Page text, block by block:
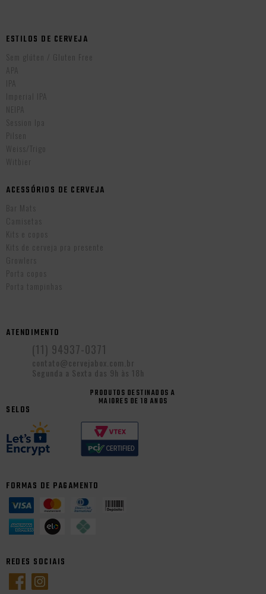
ESTILOS DE CERVEJA
Sem glúten / Gluten Free
APA
IPA
Imperial IPA
NEIPA
Session Ipa
Pilsen
Weiss/Trigo
Witbier
ACESSÓRIOS DE CERVEJA
Bar Mats
Camisetas
Kits e copos
Kits de cerveja pra presente
Growlers
Porta copos
Porta tampinhas
ATENDIMENTO
(11) 94937-0371
contato@cervejabox.com.br
Segunda a Sexta das 9h às 18h
PRODUTOS DESTINADOS A
MAIORES DE 18 ANOS
SELOS
FORMAS DE PAGAMENTO
REDES SOCIAIS